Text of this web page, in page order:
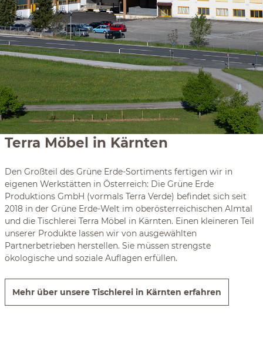
Terra Möbel in Kärnten
Den Großteil des Grüne Erde-Sortiments fertigen wir in
eigenen Werkstätten in Österreich: Die Grüne Erde
Produktions GmbH (vormals Terra Verde) befindet sich seit
2018 in der Grüne Erde-Welt im oberösterreichischen Almtal
und die Tischlerei Terra Möbel in Kärnten. Einen kleineren Teil
unserer Produkte lassen wir von ausgewählten
Partnerbetrieben herstellen. Sie müssen strengste
ökologische und soziale Auflagen erfüllen.
Mehr über unsere Tischlerei in Kärnten erfahren